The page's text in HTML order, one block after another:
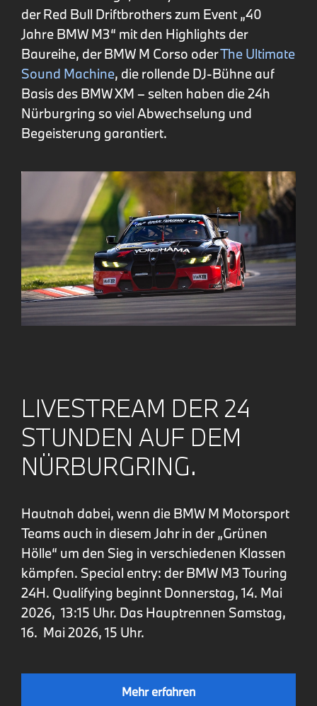
der Red Bull Driftbrothers zum Event „40
Jahre BMW M3“ mit den Highlights der
Baureihe, der BMW M Corso oderThe Ultimate
Sound Machine, die rollende DJ-Bühne auf
Basis des BMW XM – selten haben die 24h
Nürburgring so viel Abwechselung und
Begeisterung garantiert.
LIVESTREAM DER 24
STUNDEN AUF DEM
NÜRBURGRING.
Hautnah dabei, wenn die BMW M Motorsport
Teams auch in diesem Jahr in der „Grünen
Hölle“ um den Sieg in verschiedenen Klassen
kämpfen. Special entry: der BMW M3 Touring
24H. Qualifying beginnt Donnerstag, 14. Mai
2026, 13:15 Uhr. Das Hauptrennen Samstag,
16. Mai 2026, 15 Uhr.
Mehr erfahren